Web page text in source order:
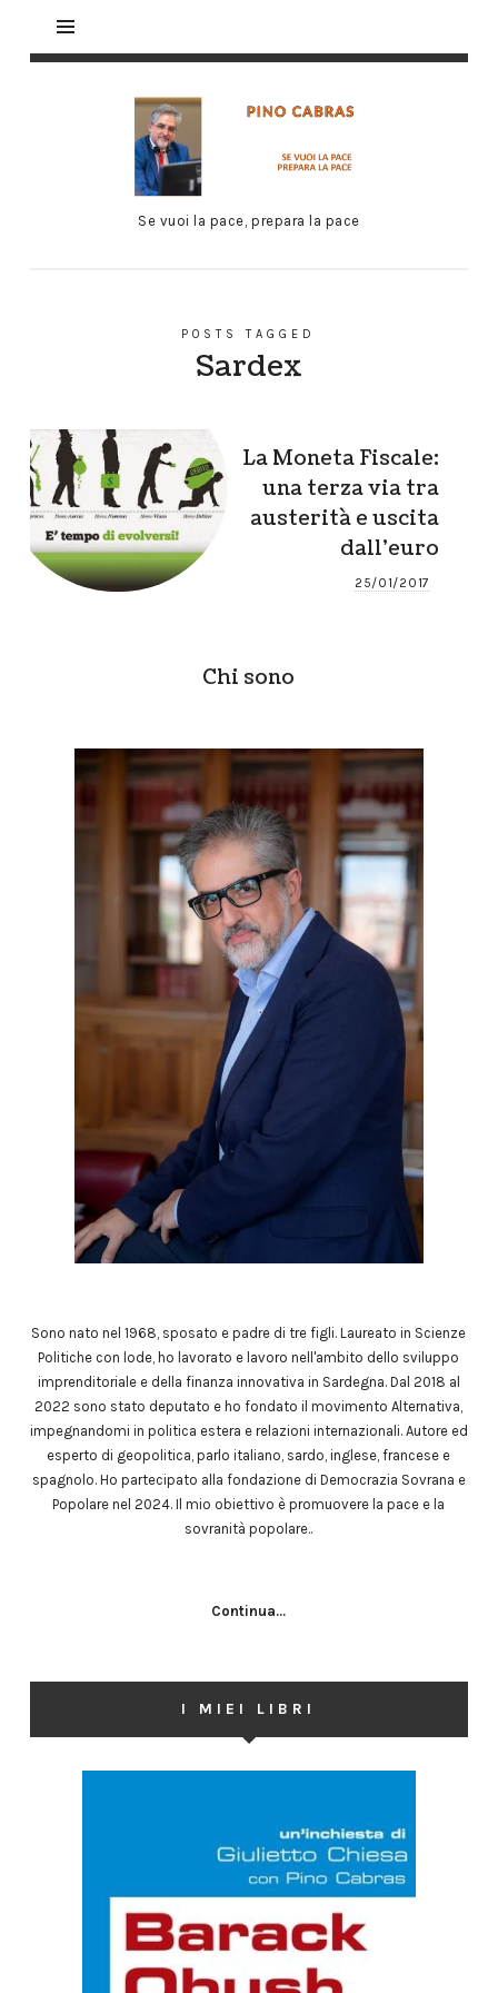
Se vuoi la pace, prepara la pace
POSTS TAGGED
Sardex
La Moneta Fiscale:
una terza via tra
austerità e uscita
dall’euro
25/01/2017
Chi sono
Sono nato nel 1968, sposato e padre di tre figli. Laureato in Scienze
Politiche con lode, ho lavorato e lavoro nell'ambito dello sviluppo
imprenditoriale e della finanza innovativa in Sardegna. Dal 2018 al
2022 sono stato deputato e ho fondato il movimento Alternativa,
impegnandomi in politica estera e relazioni internazionali. Autore ed
esperto di geopolitica, parlo italiano, sardo, inglese, francese e
spagnolo. Ho partecipato alla fondazione di Democrazia Sovrana e
Popolare nel 2024. Il mio obiettivo è promuovere la pace e la
sovranità popolare..
Continua...
I MIEI LIBRI